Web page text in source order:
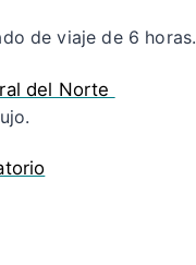
de viaje de 6 horas.
del Norte